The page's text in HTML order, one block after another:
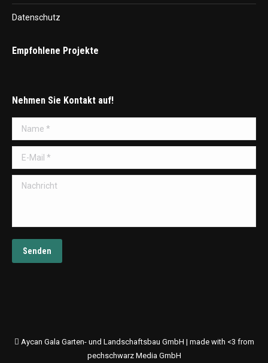
Datenschutz
Empfohlene Projekte
Nehmen Sie Kontakt auf!
Name *
E-Mail *
Nachricht
Senden
Aycan Gala Garten- und Landschaftsbau GmbH | made with <3 from
pechschwarz Media GmbH